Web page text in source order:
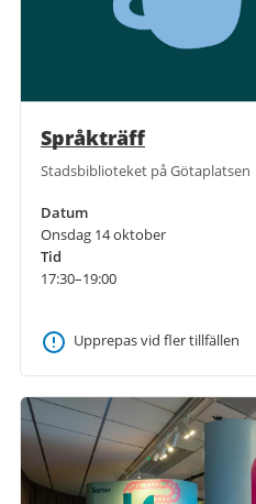
Språkträff
Stadsbiblioteket på Götaplatsen
Datum
Onsdag 14 oktober
Tid
17:30–19:00
Upprepas vid fler tillfällen